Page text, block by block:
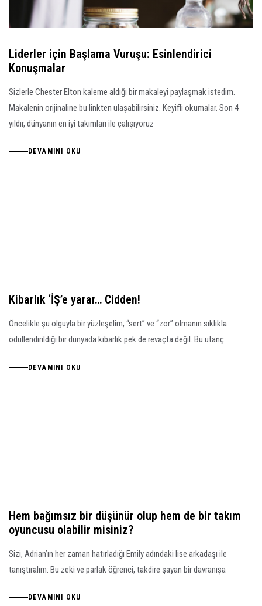
Liderler için Başlama Vuruşu: Esinlendirici
Konuşmalar
Sizlerle Chester Elton kaleme aldığı bir makaleyi paylaşmak istedim.
Makalenin orijinaline bu linkten ulaşabilirsiniz. Keyifli okumalar. Son 4
yıldır, dünyanın en iyi takımları ile çalışıyoruz
DEVAMINI OKU
Kibarlık ‘İŞ’e yarar… Cidden!
Öncelikle şu olguyla bir yüzleşelim, “sert” ve “zor” olmanın sıklıkla
ödüllendirildiği bir dünyada kibarlık pek de revaçta değil. Bu utanç
DEVAMINI OKU
Hem bağımsız bir düşünür olup hem de bir takım
oyuncusu olabilir misiniz?
Sizi, Adrian’ın her zaman hatırladığı Emily adındaki lise arkadaşı ile
tanıştıralım: Bu zeki ve parlak öğrenci, takdire şayan bir davranışa
DEVAMINI OKU